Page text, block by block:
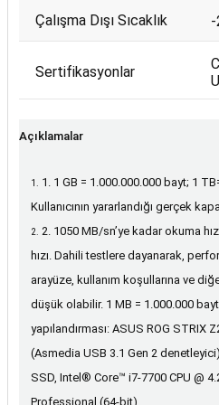
Çalışma Dışı Sıcaklık -
Sertifikasyonlar
Açıklamalar
1. 1 GB = 1.000.000.000 bayt; 1
Kullanıcının yararlandığı gerçek
2. 1050 MB/sn’ye kadar okuma
hızı. Dahili testlere dayanarak,
arayüze, kullanım koşullarına ve
düşük olabilir. 1 MB = 1.000.000
yapılandırması: ASUS ROG STRIX
(Asmedia USB 3.1 Gen 2
SSD, Intel® Core™ i7-7700 CPU @
Professional (64-bit)